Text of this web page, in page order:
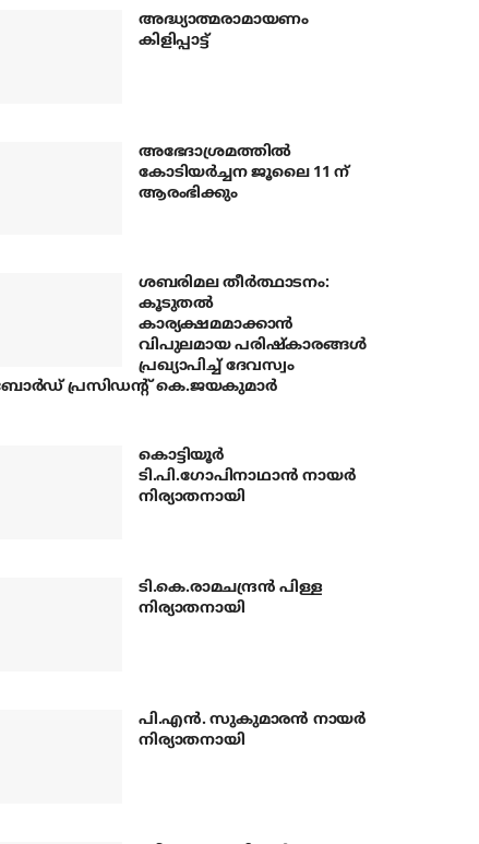
അദ്ധ്യാത്മരാമായണം
കിളിപ്പാട്ട്
അഭേദാശ്രമത്തില്‍
കോടിയര്‍ച്ചന ജൂലൈ 11 ന്
ആരംഭിക്കും
ശബരിമല തീര്‍ത്ഥാടനം:
കൂടുതല്‍
കാര്യക്ഷമമാക്കാന്‍
വിപുലമായ പരിഷ്‌കാരങ്ങള്‍
പ്രഖ്യാപിച്ച് ദേവസ്വം
പ്രസിഡന്റ് കെ.ജയകുമാര്‍
കൊട്ടിയൂര്‍
ടി.പി.ഗോപിനാഥാന്‍ നായര്‍
നിര്യാതനായി
ടി.കെ.രാമചന്ദ്രന്‍ പിള്ള
നിര്യാതനായി
പി.എന്‍. സുകുമാരന്‍ നായര്‍
നിര്യാതനായി